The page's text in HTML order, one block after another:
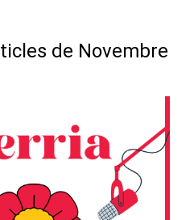
de Novembre